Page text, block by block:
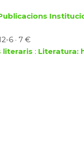
6 · 7 €
literaris : Literatura: